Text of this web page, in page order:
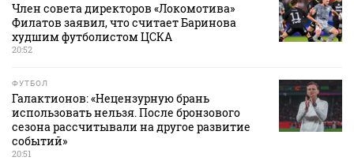
Член совета директоров «Локомотива»
Филатов заявил, что считает Баринова
худшим футболистом ЦСКА
20:52
ФУТБОЛ
Галактионов: «Нецензурную брань
использовать нельзя. После бронзового
сезона рассчитывали на другое развитие
событий»
20:51